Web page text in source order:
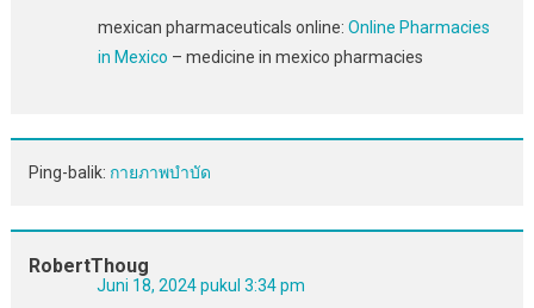
mexican pharmaceuticals online: Online Pharmacies
in Mexico – medicine in mexico pharmacies
Ping-balik: กายภาพบำบัด
RobertThoug
Juni 18, 2024 pukul 3:34 pm